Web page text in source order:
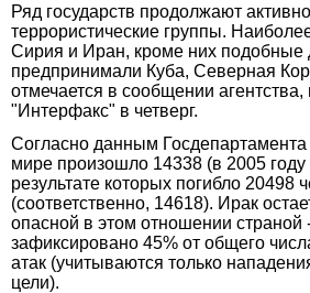
Ряд государств продолжают
террористические группы.
Сирия и Иран, кроме них подобные
предпринимали Куба, Северная
отмечается в сообщении
"Интерфакс" в четверг.
Согласно данным
мире произошло 14338 (в 2005 году
результате которых погибло 20498
(соответственно, 14618). Ирак
опасной в этом отношении страной
зафиксировано 45% от общего
атак (учитываются только
цели).